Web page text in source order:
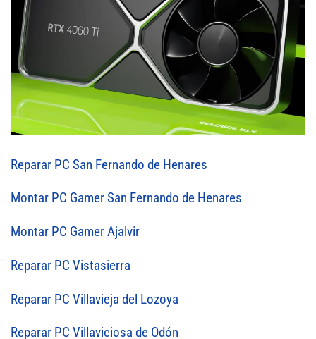
Reparar PC San Fernando de Henares
Montar PC Gamer San Fernando de Henares
Montar PC Gamer Ajalvir
Reparar PC Vistasierra
Reparar PC Villavieja del Lozoya
Reparar PC Villaviciosa de Odón